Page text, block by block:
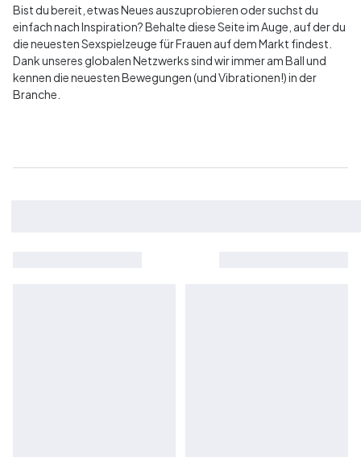
Bist du bereit, etwas Neues auszuprobieren oder suchst du
einfach nach Inspiration? Behalte diese Seite im Auge, auf der du
die neuesten Sexspielzeuge für Frauen auf dem Markt findest.
Dank unseres globalen Netzwerks sind wir immer am Ball und
kennen die neuesten Bewegungen (und Vibrationen!) in der
Branche.